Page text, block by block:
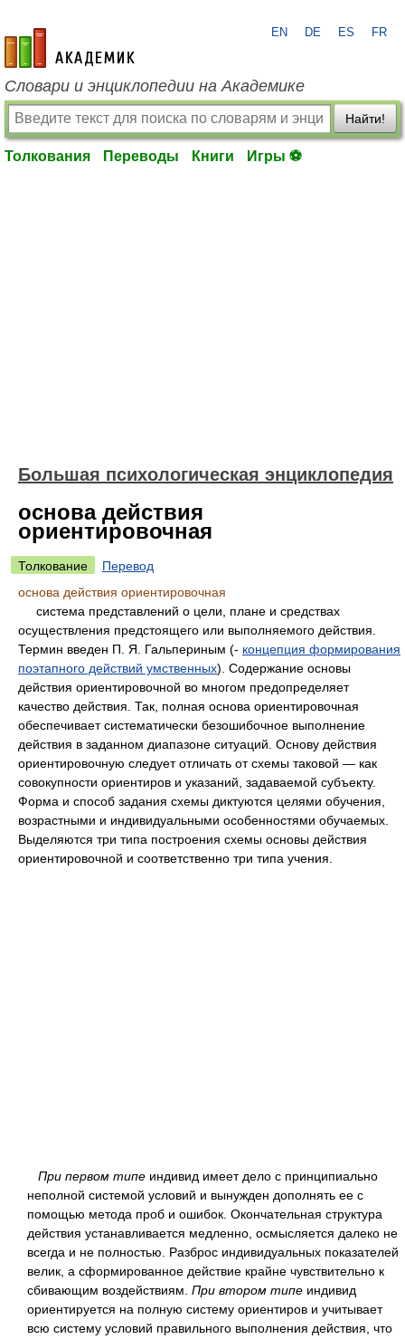
academic.ru
EN DE ES FR
Словари и энциклопедии на Академике
Найти!
Толкования Переводы Книги Игры ⚽
Большая психологическая энциклопедия
основа действия
ориентировочная
Толкование
Перевод
основа действия ориентировочная
система представлений о цели, плане и средствах
осуществления предстоящего или выполняемого действия.
Термин введен П. Я. Гальпериным (- концепция формирования
поэтапного действий умственных). Содержание основы
действия ориентировочной во многом предопределяет
качество действия. Так, полная основа ориентировочная
обеспечивает систематически безошибочное выполнение
действия в заданном диапазоне ситуаций. Основу действия
ориентировочную следует отличать от схемы таковой — как
совокупности ориентиров и указаний, задаваемой субъекту.
Форма и способ задания схемы диктуются целями обучения,
возрастными и индивидуальными особенностями обучаемых.
Выделяются три типа построения схемы основы действия
ориентировочной и соответственно три типа учения.
При первом типе индивид имеет дело с принципиально
неполной системой условий и вынужден дополнять ее с
помощью метода проб и ошибок. Окончательная структура
действия устанавливается медленно, осмысляется далеко не
всегда и не полностью. Разброс индивидуальных показателей
велик, а сформированное действие крайне чувствительно к
сбивающим воздействиям. При втором типе индивид
ориентируется на полную систему ориентиров и учитывает
всю систему условий правильного выполнения действия, что